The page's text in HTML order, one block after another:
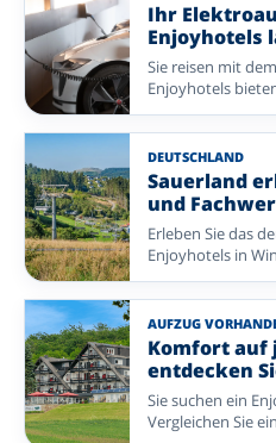
Ihr
Enjoyhotels
Sie reisen mit
Enjoyhotels
mehrere
DEUTSCHLAND
Sauerland
und
Erleben Sie das
Enjoyhotels in
Siedlinghausen
Wandern,
Ausflüge in die
AUFZUG
Komfort auf
entdecken
Aufzug von
Sie suchen ein
Vergleichen Sie